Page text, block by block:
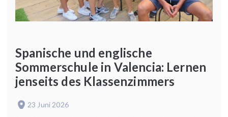
Spanische und englische
Sommerschule in Valencia: Lernen
jenseits des Klassenzimmers
23 Juni 2026